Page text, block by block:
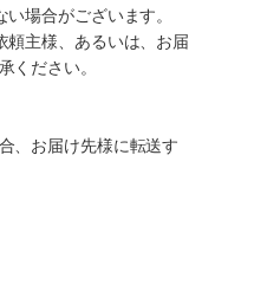
場合がございます。
頼主様、あるいは、お届
ください。
、お届け先様に転送す